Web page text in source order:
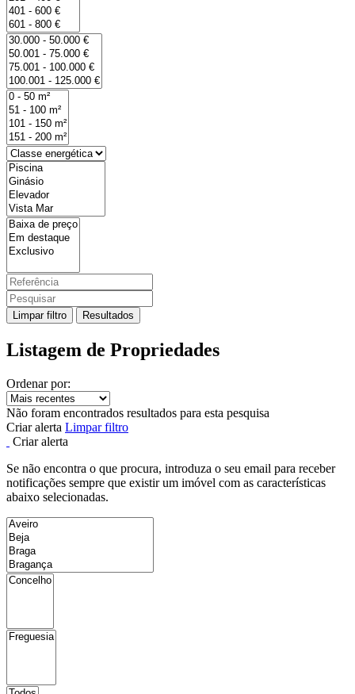
Limpar filtro Resultados
Listagem de Propriedades
Ordenar por:
Não foram encontrados resultados para esta pesquisa
Criar alerta Limpar filtro
Criar alerta
Se não encontra o que procura, introduza o seu email para receber
notificações sempre que existir um imóvel com as características
abaixo selecionadas.